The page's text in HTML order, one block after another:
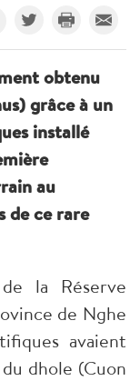
obtenu
grâce à un
installé
au
de ce rare
la Réserve
de Nghe
avaient
dhole (Cuon